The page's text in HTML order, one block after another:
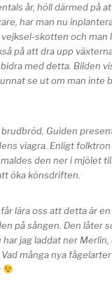
år, höll därmed på
har man nu
skotten och man
på att dra upp
med detta. Bilden
se ut om man inte
Guiden
viagra. Enligt
den ner i mjölet
öka könsdriften.
lära oss att detta är
på sången. Den låter
jag laddat ner Merlin,
många nya